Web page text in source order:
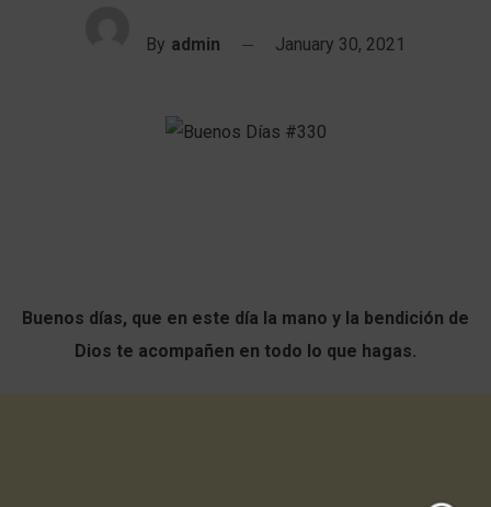
By admin January 30, 2021
Buenos días, que en este día la mano y la bendición de
Dios te acompañen en todo lo que hagas.